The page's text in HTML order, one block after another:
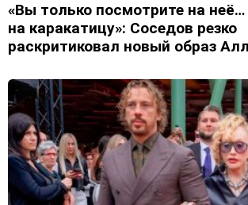
«Вы только посмотрите на
на каракатицу»: Соседов резко
раскритиковал новый образ